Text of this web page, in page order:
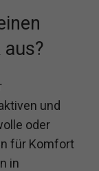
und
oder
für Komfort
in